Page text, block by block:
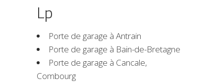
Lp
Porte de garage à Antrain
Porte de garage à Bain-de-Bretagne
Porte de garage à Cancale,
Combourg